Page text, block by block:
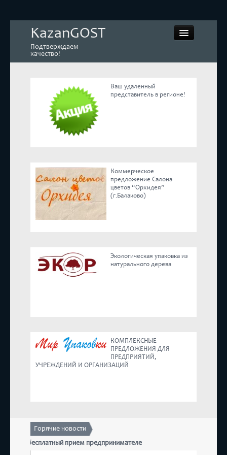
KazanGOST
Подтверждаем
качество!
Контрольная закупка
Дегустации. Экспертиза
Экспертное мнение
Корпоративные блоги
Предложения
Ваш удаленный
представитель в регионе!
Коммерческое
предложение Салона
цветов “Орхидея”
(г.Балаково)
Экологическая упаковка из
натурального дерева
КОМПЛЕКСНЫЕ
ПРЕДЛОЖЕНИЯ ДЛЯ
ПРЕДПРИЯТИЙ,
УЧРЕЖДЕНИЙ И ОРГАНИЗАЦИЙ
Горячие новости
бесплатный прием предпринимателей